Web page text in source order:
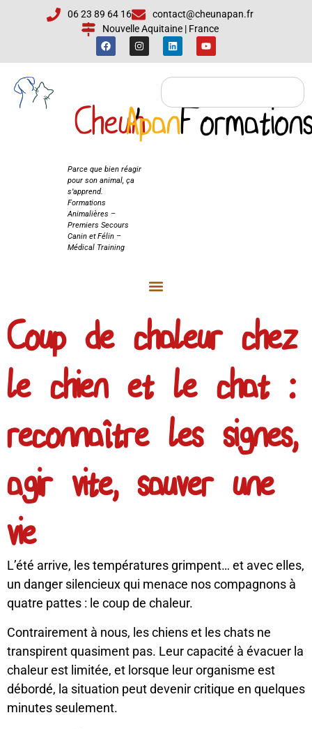
06 23 89 64 16
contact@cheunapan.fr
Nouvelle Aquitaine | France
Cheun
'
Apan
Parce que bien réagir
pour son animal, ça
s’apprend.
Formations
Animalières –
Premiers Secours
Canin et Félin –
Médical Training
Coup de chaleur chez
le chien et le chat :
reconnaître les signes,
agir vite, sauver une
vie
L’été arrive, les températures grimpent… et avec elles,
un danger silencieux qui menace nos compagnons à
quatre pattes : le coup de chaleur.
Contrairement à nous, les chiens et les chats ne
transpirent quasiment pas. Leur capacité à évacuer la
chaleur est limitée, et lorsque leur organisme est
débordé, la situation peut devenir critique en quelques
minutes seulement.